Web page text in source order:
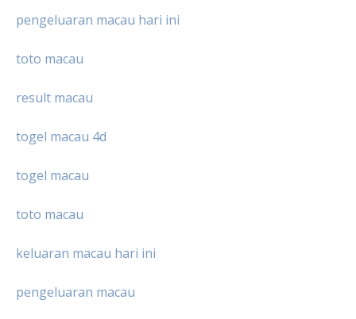
pengeluaran macau hari ini
toto macau
result macau
togel macau 4d
togel macau
toto macau
keluaran macau hari ini
pengeluaran macau